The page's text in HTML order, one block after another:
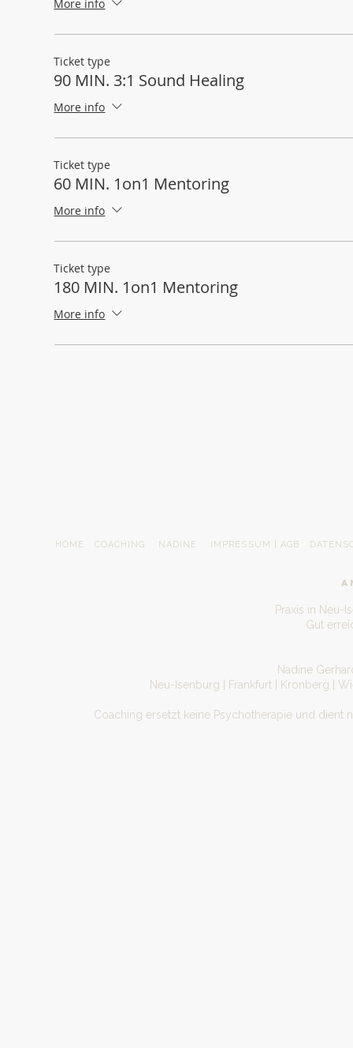
More info
Ticket type
90 MIN. 3:1 Sound Healing
More info
Ticket type
60 MIN. 1on1 Mentoring
More info
Ticket type
180 MIN. 1on1 Mentoring
More info
HOME COACHING NADINE IMPRESSUM | AGB
Praxis in Neu-
Gut
Nadine
Neu-Isenburg | Frankfurt | Kronberg |
Coaching ersetzt keine Psychotherapie und dient